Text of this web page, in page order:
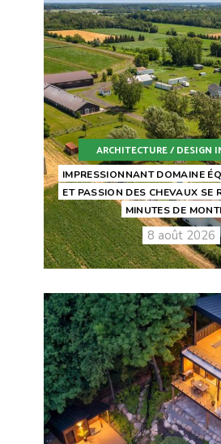
ARCHITECTURE / DESIGN
IMPRESSIONNANT DOMAINE
ET PASSION DES CHEVAUX SE
MINUTES DE
8 août 2026